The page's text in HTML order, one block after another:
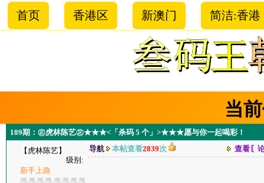
首页 香港区 新澳门 简洁:香港
当
189期：㊣虎林陈艺㊣★★★<「杀码 5 个」>★★★愿与你一起喝彩！
【虎林陈艺】
级别:
新手上路
导航 本帖查看2839次 查看〖